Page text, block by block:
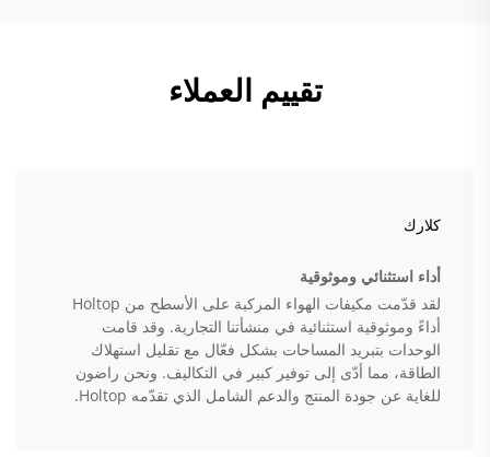
تقييم العملاء
كلارك
أداء استثنائي وموثوقية
لقد قدّمت مكيفات الهواء المركبة على الأسطح من Holtop
أداءً وموثوقية استثنائية في منشأتنا التجارية. وقد قامت
الوحدات بتبريد المساحات بشكل فعّال مع تقليل استهلاك
الطاقة، مما أدّى إلى توفير كبير في التكاليف. ونحن راضون
للغاية عن جودة المنتج والدعم الشامل الذي تقدّمه Holtop.